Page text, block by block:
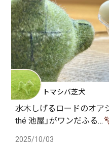
トマシバ芝犬
水木しげるロードのオア
thé 池屋」がワンだふる…
2025/10/03